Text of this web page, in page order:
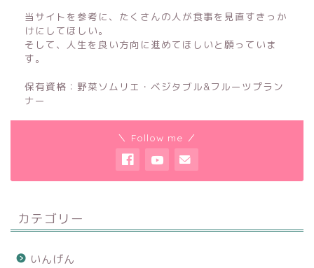
当サイトを参考に、たくさんの人が食事を見直すきっか
けにしてほしい。
そして、人生を良い方向に進めてほしいと願っていま
す。
保有資格：野菜ソムリエ・ベジタブル&フルーツプラン
ナー
＼ Follow me ／
カテゴリー
いんげん